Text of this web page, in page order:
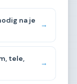
na je
→
tele,
→